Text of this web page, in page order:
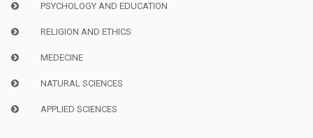
PSYCHOLOGY AND EDUCATION
RELIGION AND ETHICS
MEDECINE
NATURAL SCIENCES
APPLIED SCIENCES